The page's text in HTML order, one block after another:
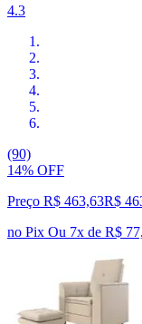
4.3
(90)
14% OFF
Preço R$ 463,63R$
no Pix Ou 7x de R$